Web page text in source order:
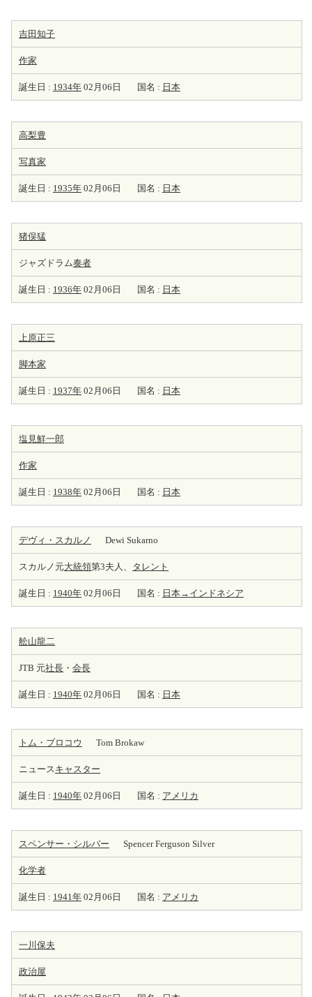
吉田知子
作家
誕生日 : 1934年 02月06日 国名 : 日本
高梨豊
写真家
誕生日 : 1935年 02月06日 国名 : 日本
猪俣猛
ジャズドラム奏者
誕生日 : 1936年 02月06日 国名 : 日本
上原正三
脚本家
誕生日 : 1937年 02月06日 国名 : 日本
塩見鮮一郎
作家
誕生日 : 1938年 02月06日 国名 : 日本
デヴィ・スカルノ Dewi Sukarno
スカルノ元大統領第3夫人、 タレント
誕生日 : 1940年 02月06日 国名 : 日本→インドネシア
舩山龍二
JTB 元社長 ・ 会長
誕生日 : 1940年 02月06日 国名 : 日本
トム・ブロコウ Tom Brokaw
ニュースキャスター
誕生日 : 1940年 02月06日 国名 : アメリカ
スペンサー・シルバー Spencer Ferguson Silver
化学者
誕生日 : 1941年 02月06日 国名 : アメリカ
一川保夫
政治屋